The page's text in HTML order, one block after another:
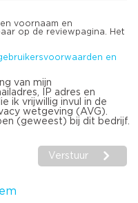
voornaam en
op de reviewpagina. Het
en
van mijn
IP adres en
ik vrijwillig invul in de
wetgeving (AVG).
(geweest) bij dit bedrijf.
Verstuur